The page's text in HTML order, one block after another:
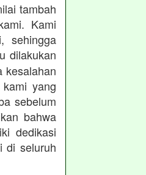
tambah
Kami
sehingga
dilakukan
kesalahan
yang
sebelum
bahwa
dedikasi
di seluruh